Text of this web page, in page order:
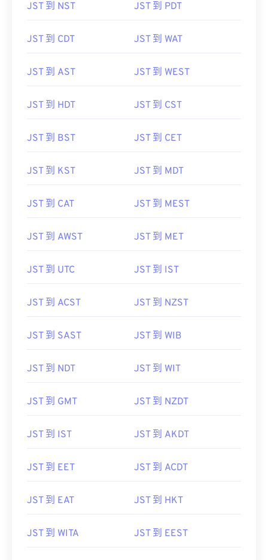
JST 到 NST JST 到 PDT
JST 到 CDT JST 到 WAT
JST 到 AST JST 到 WEST
JST 到 HDT JST 到 CST
JST 到 BST JST 到 CET
JST 到 KST JST 到 MDT
JST 到 CAT JST 到 MEST
JST 到 AWST JST 到 MET
JST 到 UTC JST 到 IST
JST 到 ACST JST 到 NZST
JST 到 SAST JST 到 WIB
JST 到 NDT JST 到 WIT
JST 到 GMT JST 到 NZDT
JST 到 IST JST 到 AKDT
JST 到 EET JST 到 ACDT
JST 到 EAT JST 到 HKT
JST 到 WITA JST 到 EEST